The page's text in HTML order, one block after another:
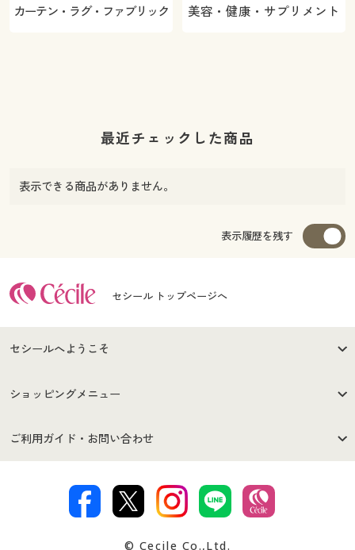
カーテン・ラグ・ファブリック 美容・健康・サプリメント
最近チェックした商品
表示できる商品がありません。
表示履歴を残す
セシール トップページへ
セシールへようこそ
はじめての方へ
セシールご利用規約
著作権・商標について 会社案内
ショッピングメニュー
商品カテゴリ
ご利用ガイド・お問い合わせ
交換・返品は
お支払は
© Cecile Co.,Ltd.